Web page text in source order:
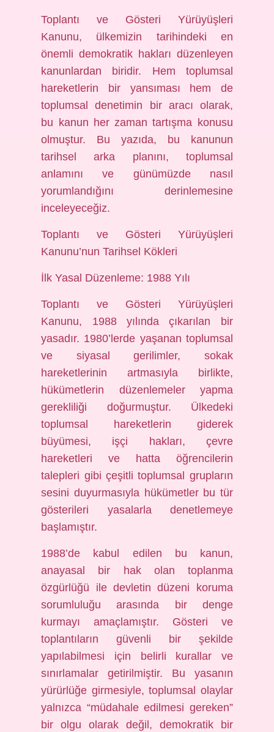
Toplantı ve Gösteri Yürüyüşleri
Kanunu, ülkemizin tarihindeki en
önemli demokratik hakları düzenleyen
kanunlardan biridir. Hem toplumsal
hareketlerin bir yansıması hem de
toplumsal denetimin bir aracı olarak,
bu kanun her zaman tartışma konusu
olmuştur. Bu yazıda, bu kanunun
tarihsel arka planını, toplumsal
anlamını ve günümüzde nasıl
yorumlandığını derinlemesine
inceleyeceğiz.
Toplantı ve Gösteri Yürüyüşleri
Kanunu’nun Tarihsel Kökleri
İlk Yasal Düzenleme: 1988 Yılı
Toplantı ve Gösteri Yürüyüşleri
Kanunu, 1988 yılında çıkarılan bir
yasadır. 1980’lerde yaşanan toplumsal
ve siyasal gerilimler, sokak
hareketlerinin artmasıyla birlikte,
hükümetlerin düzenlemeler yapma
gerekliliği doğurmuştur. Ülkedeki
toplumsal hareketlerin giderek
büyümesi, işçi hakları, çevre
hareketleri ve hatta öğrencilerin
talepleri gibi çeşitli toplumsal grupların
sesini duyurmasıyla hükümetler bu tür
gösterileri yasalarla denetlemeye
başlamıştır.
1988’de kabul edilen bu kanun,
anayasal bir hak olan toplanma
özgürlüğü ile devletin düzeni koruma
sorumluluğu arasında bir denge
kurmayı amaçlamıştır. Gösteri ve
toplantıların güvenli bir şekilde
yapılabilmesi için belirli kurallar ve
sınırlamalar getirilmiştir. Bu yasanın
yürürlüğe girmesiyle, toplumsal olaylar
yalnızca “müdahale edilmesi gereken”
bir olgu olarak değil, demokratik bir